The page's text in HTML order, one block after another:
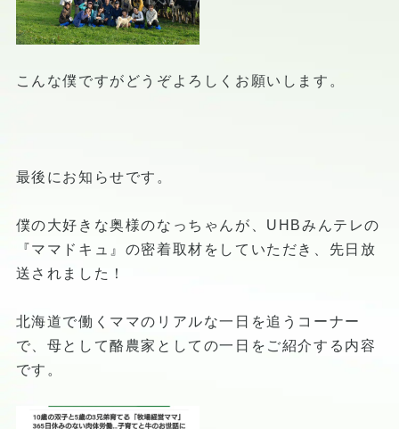
こんな僕ですがどうぞよろしくお願いします。
最後にお知らせです。
僕の大好きな奥様のなっちゃんが、UHBみんテレの
『ママドキュ』の密着取材をしていただき、先日放
送されました！
北海道で働くママのリアルな一日を追うコーナー
で、母として酪農家としての一日をご紹介する内容
です。